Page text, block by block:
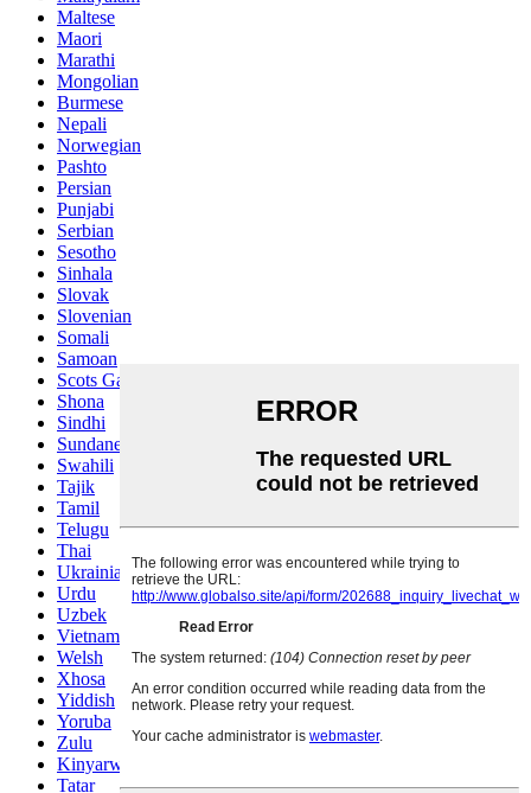
Maltese
Maori
Marathi
Mongolian
Burmese
Nepali
Norwegian
Pashto
Persian
Punjabi
Serbian
Sesotho
Sinhala
Slovak
Slovenian
Somali
Samoan
Scots Gaelic
Shona
Sindhi
Sundanese
Swahili
Tajik
Tamil
Telugu
Thai
Ukrainian
Urdu
Uzbek
Vietnamese
Welsh
Xhosa
Yiddish
Yoruba
Zulu
Kinyarwanda
Tatar